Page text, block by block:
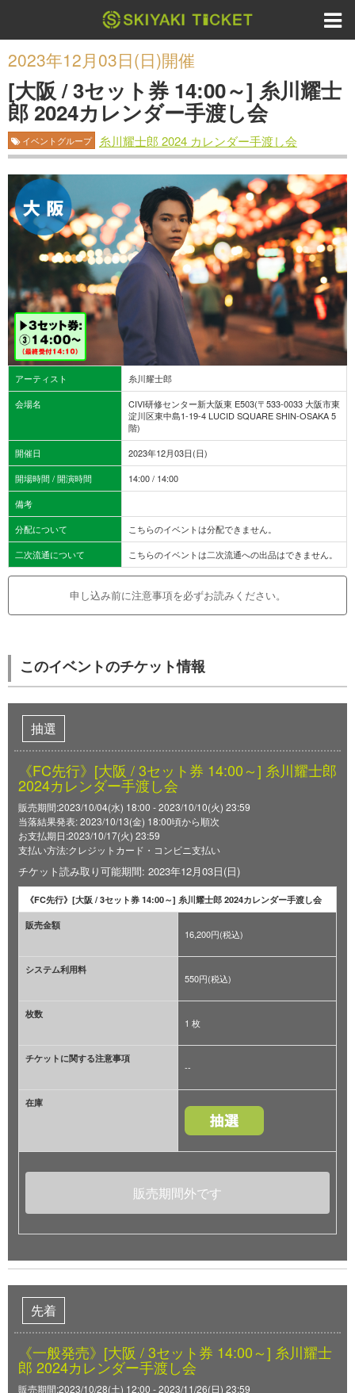
2023年12月03日(日)開催
[大阪 / 3セット券 14:00～] 糸川耀士
郎 2024カレンダー手渡し会
イベントグループ 糸川耀士郎 2024 カレンダー手渡し会
アーティスト
糸川耀士郎
会場名
CIVI研修センター新大阪東 E503(〒533-0033 大阪市東
淀川区東中島1-19-4 LUCID SQUARE SHIN-OSAKA 5
階)
開催日
2023年12月03日(日)
開場時間 / 開演時間
14:00 / 14:00
備考
分配について
こちらのイベントは分配できません。
二次流通について
こちらのイベントは二次流通への出品はできません。
申し込み前に注意事項を必ずお読みください。
このイベントのチケット情報
抽選
《FC先行》[大阪 / 3セット券 14:00～] 糸川耀士郎
2024カレンダー手渡し会
販売期間:2023/10/04(水) 18:00 - 2023/10/10(火) 23:59
当落結果発表: 2023/10/13(金) 18:00頃から順次
お支払期日:2023/10/17(火) 23:59
支払い方法:クレジットカード・コンビニ支払い
チケット読み取り可能期間: 2023年12月03日(日)
《FC先行》[大阪 / 3セット券 14:00～] 糸川耀士郎 2024カレンダー手渡し会
販売金額
16,200円(税込)
システム利用料
550円(税込)
枚数
1 枚
チケットに関する注意事項
--
在庫
販売期間外です
先着
《一般発売》[大阪 / 3セット券 14:00～] 糸川耀士
郎 2024カレンダー手渡し会
販売期間:2023/10/28(土) 12:00 - 2023/11/26(日) 23:59